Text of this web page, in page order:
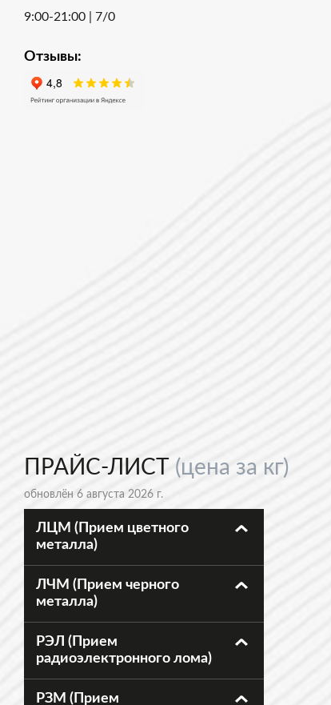
9:00-21:00 | 7/0
Отзывы:
ПРАЙС-ЛИСТ (цена за кг)
обновлён 6 августа 2026 г.
ЛЦМ (Прием цветного
металла)
ЛЧМ (Прием черного
металла)
РЭЛ (Прием
радиоэлектронного лома)
РЗМ (Прием